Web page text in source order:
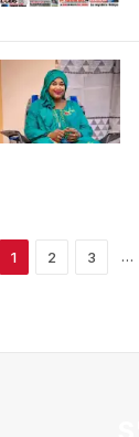
1 2 3 …